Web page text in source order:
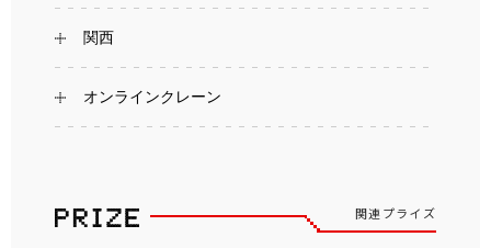
関西
オンラインクレーン
関連プライズ